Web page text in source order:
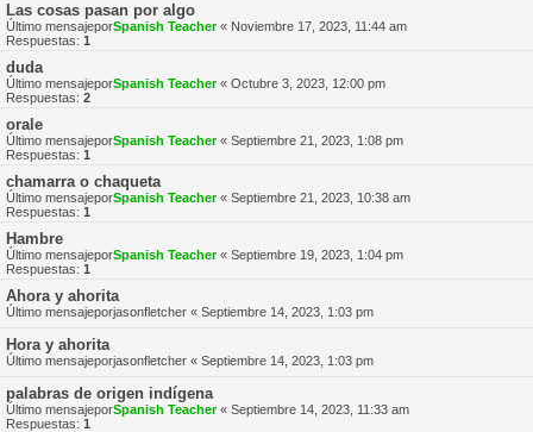
Las cosas pasan por algo
Último mensajeporSpanish Teacher« Noviembre 17, 2023, 11:44 am
Respuestas: 1
duda
Último mensajeporSpanish Teacher« Octubre 3, 2023, 12:00 pm
Respuestas: 2
orale
Último mensajeporSpanish Teacher« Septiembre 21, 2023, 1:08 pm
Respuestas: 1
chamarra o chaqueta
Último mensajeporSpanish Teacher« Septiembre 21, 2023, 10:38 am
Respuestas: 1
Hambre
Último mensajeporSpanish Teacher« Septiembre 19, 2023, 1:04 pm
Respuestas: 1
Ahora y ahorita
Último mensajeporjasonfletcher « Septiembre 14, 2023, 1:03 pm
Hora y ahorita
Último mensajeporjasonfletcher « Septiembre 14, 2023, 1:03 pm
palabras de origen indígena
Último mensajeporSpanish Teacher« Septiembre 14, 2023, 11:33 am
Respuestas: 1